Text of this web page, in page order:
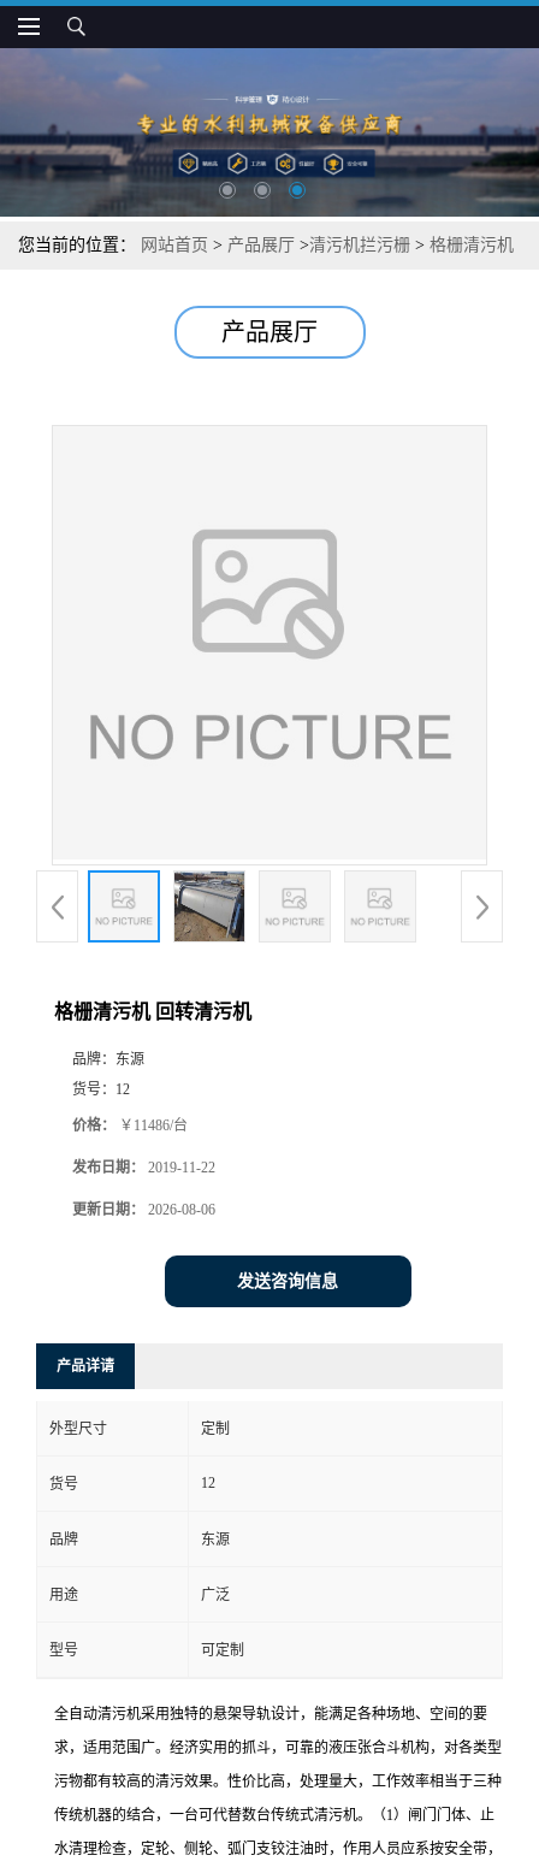
您当前的位置： 网站首页 > 产品展厅 >清污机拦污栅 > 格栅清污机
产品展厅
格栅清污机 回转清污机
品牌： 东源
货号： 12
价格： ￥11486/台
发布日期： 2019-11-22
更新日期： 2026-08-06
发送咨询信息
产品详请
外型尺寸 定制
货号 12
品牌 东源
用途 广泛
型号 可定制
全自动清污机采用独特的悬架导轨设计，能满足各种场地、空间的要
求，适用范围广。经济实用的抓斗，可靠的液压张合斗机构，对各类型
污物都有较高的清污效果。性价比高，处理量大，工作效率相当于三种
传统机器的结合，一台可代替数台传统式清污机。（1）闸门门体、止
水清理检查，定轮、侧轮、弧门支铰注油时，作用人员应系按安全带，